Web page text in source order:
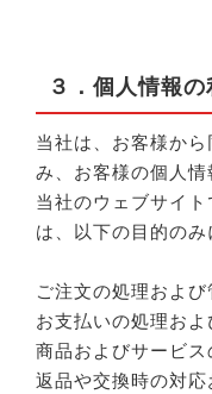
３．個人情報の
当社は、お客様か
み、お客様の個人情
当社のウェブサイ
は、以下の目的のみ
ご注文の処理およ
お支払いの処理お
商品およびサービ
返品や交換時の対